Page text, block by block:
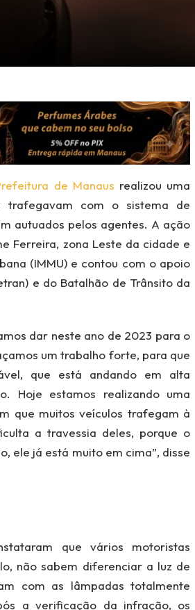
de Manaus realizou uma
trafegavam com o sistema de
autuados pelos agentes. A ação
Ferreira, zona Leste da cidade e
(IMMU) e contou com o apoio
e do Batalhão de Trânsito da
dar neste ano de 2023 para o
um trabalho forte, para que
que está andando em alta
Hoje estamos realizando uma
que muitos veículos trafegam à
a travessia deles, porque o
ele já está muito em cima”, disse
que vários motoristas
não sabem diferenciar a luz de
com as lâmpadas totalmente
a verificação da infração, os